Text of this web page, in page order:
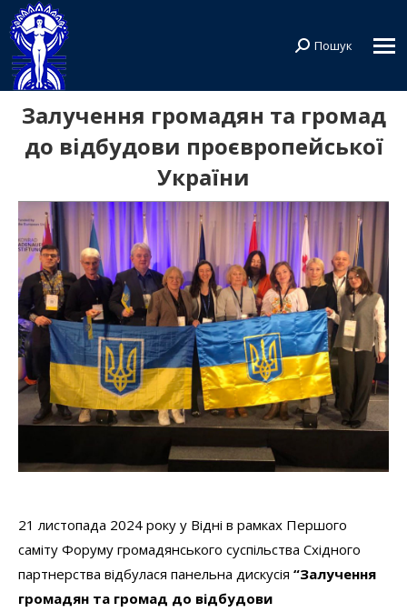
Search:
Пошук
Залучення громадян та громад
до відбудови проєвропейської
України
21 листопада 2024 року у Відні в рамках Першого
саміту Форуму громадянського суспільства Східного
партнерства відбулася панельна дискусія “Залучення
громадян та громад до відбудови